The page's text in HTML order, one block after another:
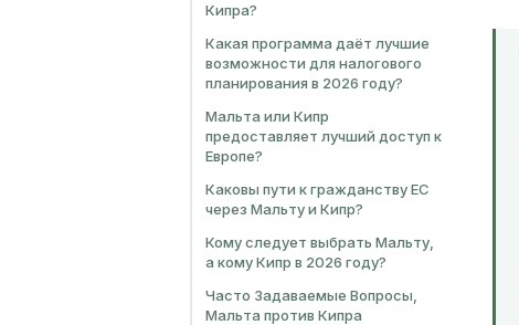
Кипра?
Какая программа даёт лучшие
возможности для налогового
планирования в 2026 году?
Мальта или Кипр
предоставляет лучший доступ к
Европе?
Каковы пути к гражданству ЕС
через Мальту и Кипр?
Кому следует выбрать Мальту,
а кому Кипр в 2026 году?
Часто Задаваемые Вопросы,
Мальта против Кипра